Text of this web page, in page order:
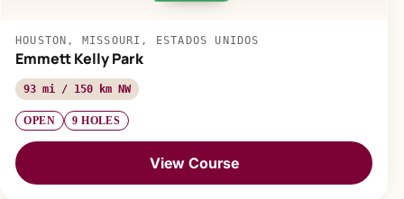
HOUSTON, MISSOURI, ESTADOS UNIDOS
Emmett Kelly Park
93 mi / 150 km NW
OPEN 9 HOLES
View Course